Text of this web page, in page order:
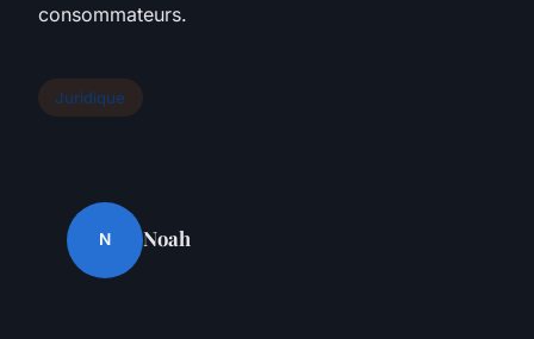
consommateurs.
Juridique
N Noah